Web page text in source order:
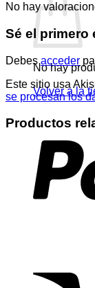
No hay
Volver a la
No hay
Sé el primero
Debesacceder
Este sitio usa
se procesan los
Productos